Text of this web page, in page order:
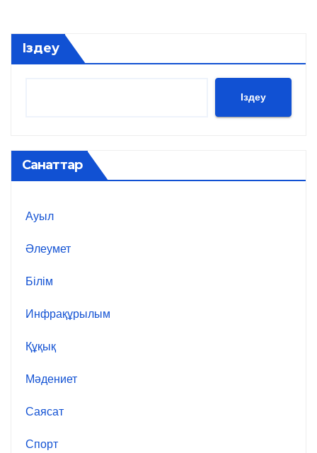
Іздеу
Іздеу
Санаттар
Ауыл
Әлеумет
Білім
Инфрақұрылым
Құқық
Мәдениет
Саясат
Спорт